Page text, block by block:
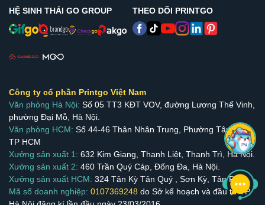
HỆ SINH THÁI GO GROUP THEO DÕI PRINTGO
Công ty cổ phần Printgo Việt Nam
Văn phòng Hà Nội: Số 05 TT3 KĐT VOV, đường Lương Thế Vinh,
phường Đại Mỗ, Hà Nội.
Văn phòng HCM: Số 44-46 Thân Nhân Trung, Phường Tân Bình,
TP HCM
Xưởng sản xuất 1: 632 Kim Giang, Thanh Liệt, Thanh Trì, Hà Nội.
Xưởng sản xuất 2: 460 Trần Quý Cáp, Đống Đa, Hà Nội.
Xưởng sản xuất HCM: 324 Tân Kỳ Tân Quý , Sơn Kỳ, Tân Phú.
Mã số doanh nghiệp: 0107369248 do Sở kế hoạch và đầu tư TP.